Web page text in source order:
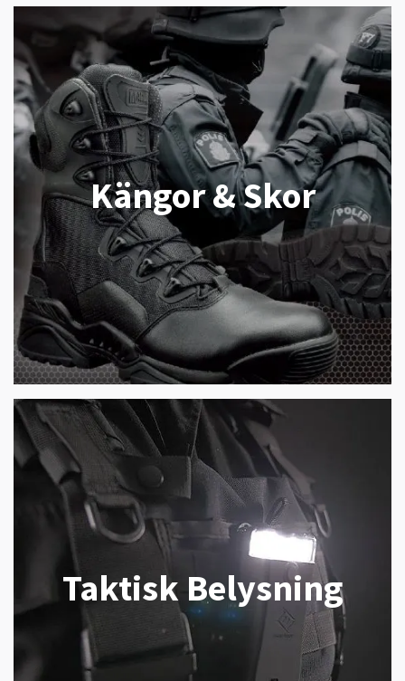
Kängor & Skor
Taktisk Belysning